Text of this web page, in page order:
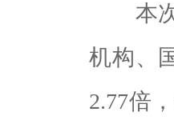
本次
机构、
2.77倍